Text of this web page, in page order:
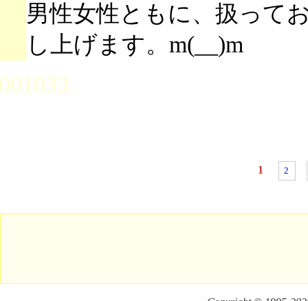
男性女性ともに、扱って
し上げます。m(__)m
1 2